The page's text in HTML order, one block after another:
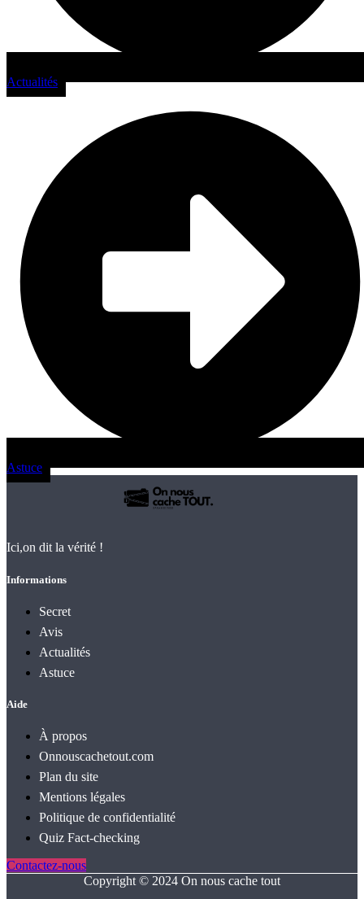
Actualités
Astuce
Ici,on dit la vérité !
Informations
Secret
Avis
Actualités
Astuce
Aide
À propos
Onnouscachetout.com
Plan du site
Mentions légales
Politique de confidentialité
Quiz Fact‑checking
Contactez-nous
Copyright © 2024 On nous cache tout